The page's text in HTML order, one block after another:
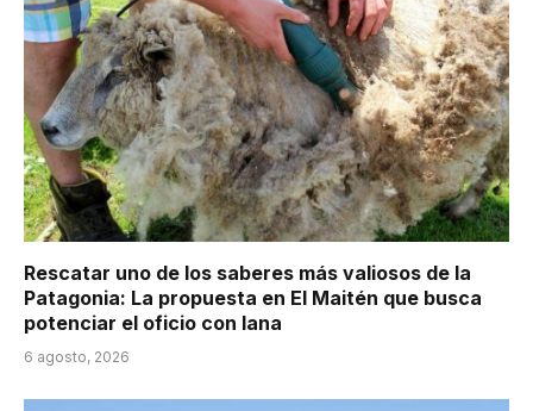
Rescatar uno de los saberes más valiosos de la
Patagonia: La propuesta en El Maitén que busca
potenciar el oficio con lana
6 agosto, 2026